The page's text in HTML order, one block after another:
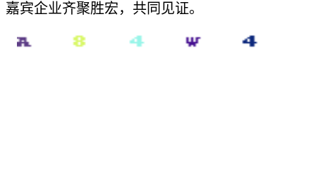
嘉宾企业齐聚胜宏，共同见证。